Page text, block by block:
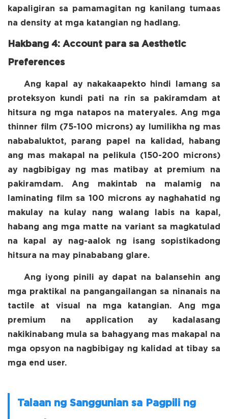
kapaligiran sa pamamagitan ng kanilang tumaas
na density at mga katangian ng hadlang.
Hakbang 4: Account para sa Aesthetic
Preferences
Ang kapal ay nakakaapekto hindi lamang sa
proteksyon kundi pati na rin sa pakiramdam at
hitsura ng mga natapos na materyales. Ang mga
thinner film (75-100 microns) ay lumilikha ng mas
nababaluktot, parang papel na kalidad, habang
ang mas makapal na pelikula (150-200 microns)
ay nagbibigay ng mas matibay at premium na
pakiramdam. Ang makintab na malamig na
laminating film sa 100 microns ay naghahatid ng
makulay na kulay nang walang labis na kapal,
habang ang mga matte na variant sa magkatulad
na kapal ay nag-aalok ng isang sopistikadong
hitsura na may pinababang glare.
Ang iyong pinili ay dapat na balansehin ang
mga praktikal na pangangailangan sa ninanais na
tactile at visual na mga katangian. Ang mga
premium na application ay kadalasang
nakikinabang mula sa bahagyang mas makapal na
mga opsyon na nagbibigay ng kalidad at tibay sa
mga end user.
Talaan ng Sanggunian sa Pagpili ng